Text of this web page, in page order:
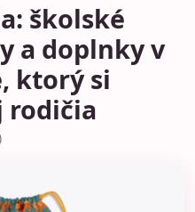
školské
a doplnky v
ktorý si
rodičia